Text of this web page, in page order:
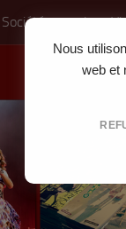
Nous
web et
Jeux